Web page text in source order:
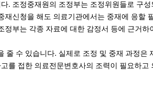
. 조정중재원의 조정부는 조정위원들로 구
신청을 해도 의료기관에서는 중재에 응할
부는 각종 자료에 대한 감정서 등에 근거
수 있습니다. 실제로 조정 및 중재 과정은
를 접한 의료전문변호사의 조력이 필요하